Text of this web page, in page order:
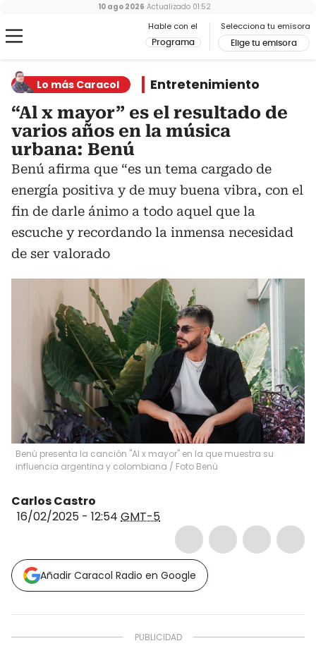
Hable con el
Programa
Selecciona tu emisora
Elige tu emisora
10 ago 2026 Actualizado 01:52
Lo más Caracol Entretenimiento
“Al x mayor” es el resultado de
varios años en la música
urbana: Benú
Benú afirma que “es un tema cargado de
energía positiva y de muy buena vibra, con el
fin de darle ánimo a todo aquel que la
escuche y recordando la inmensa necesidad
de ser valorado
Benú presenta la canción "Al x mayor" en la que muestra su
influencia argentina y colombiana / Foto Benú
Carlos Castro
16/02/2025 - 12:54 GMT-5
Añadir Caracol Radio en Google